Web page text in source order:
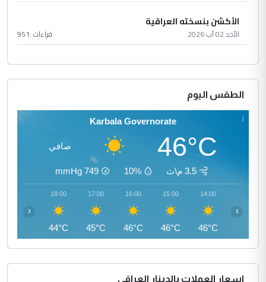
الأكشن بنسخته العراقية
الأحد 02 آب 2026 قراءات :951
الطقس اليوم
Karbala Governorate
46°C صافي
3.5 م\ث 10%
749
mmHg
14:00
46°C
15:00
46°C
16:00
46°C
17:00
45°C
18:00
44°C
‹ ›
اسعار العملات بالدينار العراقي